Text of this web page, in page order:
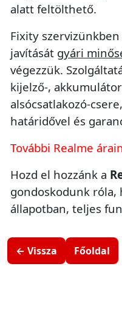
alatt feltölthető.
Fixity szervizünkben
javítását gyári
végezzük.
kijelző-,
alsócsatlakozó-
határidővel és
További Realme
Hozd el hozzánk a
gondoskodunk róla,
állapotban, teljes
← Vissza Főoldal